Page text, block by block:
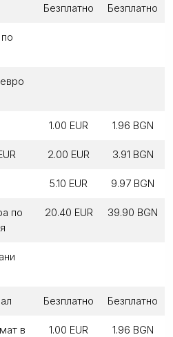
Безплатно Безплатно
1.00 EUR 1.96 BGN
2.00 EUR 3.91 BGN
5.10 EUR 9.97 BGN
по
20.40 EUR 39.90 BGN
Безплатно Безплатно
в
1.00 EUR 1.96 BGN